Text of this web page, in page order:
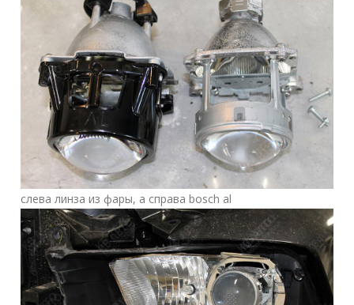
слева линза из фары, а справа bosch al